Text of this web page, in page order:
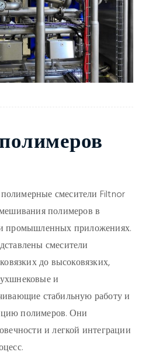
смесители Filtnor
полимеров в
промышленных приложениях.
смесители
до высоковязких,
и
стабильную работу и
полимеров. Они
и легкой интеграции